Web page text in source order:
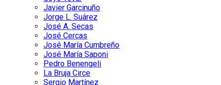
Javier Garcinuño
Jorge L. Suárez
José A. Secas
José Cercas
José María Cumbreño
José María Saponi
Pedro Benengeli
La Bruja Circe
Sergio Martínez